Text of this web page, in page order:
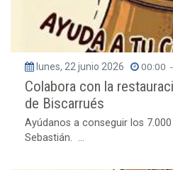
lunes, 22 junio 2026 00:00 -
Colabora con la
de Biscarrués
Ayúdanos a conseguir los
Sebastián. ...